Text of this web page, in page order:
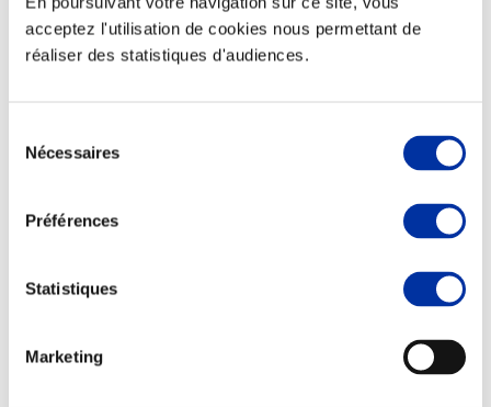
acceptez l'utilisation de cookies nous permettant de
réaliser des statistiques d'audiences.
Nécessaires
Préférences
Statistiques
Marketing
La plateforme des initiatives sociétales